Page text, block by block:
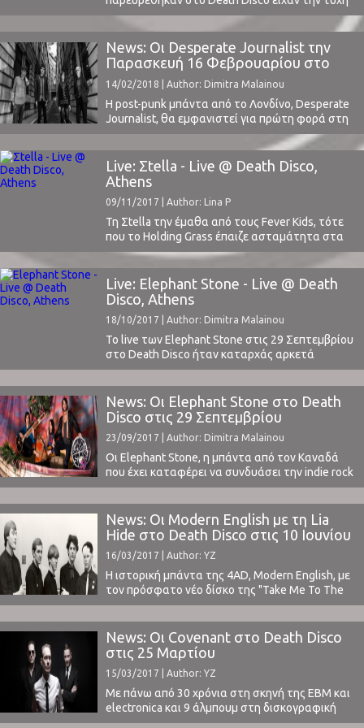
να απολαύσουν πολύ ωραίες μουσικές.
Ξεκινώντας λοιπόν αλλόκοτα, αναφέροντας το
γενικό συμπέρασμα στην αρχή, ας πάρουμε τα
πράγματα με τη σειρά. Blame CanadaΠρώτη
μπάντα on stage οι Blame Canada, πέντε μέλη με
έδρα την Αθήνα οι οποίοι με τίποτα ...
News: Οι Desperate Journalist την
Παρασκευή 16 Φεβρουαρίου στο
Death Disco
14/02/2018 | Author: Dimitra Malainou
Η post-punk μπάντα από το Λονδίνο, Desperate
Journalist, θα εμφανιστεί για πρώτη φορά στη
χώρα μας και στο Death Disco την Παρασκευή
16 Φεβρουαρίου.Κυκλοφόρησαν το πρώτο τους
άλμπουμ "Desperate Journalist" το 2014 και
επανήλθαν το 2017 με την τελευταία τους
καλές κριτικές.Το συγκρότημα που ...
Live: Σtella - Live @ Death Disco,
Athens
09/11/2017 | Author: Lina P
Τη Σtella την έμαθα από τους Fever Kids, τότε
που το Holding Grass έπαιζε ασταμάτητα στα
ελληνικά ραδιόφωνα. Το 2014, είχα κολλήσει
ανεπανόρθωτα με το συγκεκριμένο κομμάτι και
κυρίως με την χαρακτηριστική φωνή της
Στέλλας Χρονοπούλου.Όταν ένα χρόνο περίπου
μετά, άκουγα για πρώτη φορά το Picking Words
στο ραδιόφωνο, έκοβα ...
Live: Elephant Stone - Live @ Death
Disco, Athens
18/10/2017 | Author: Dimitra Malainou
Το live των Elephant Stone στις 29 Σεπτεμβρίου
στο Death Disco ήταν καταρχάς αρκετά
διαφορετικό του συνηθισμένου. Η
διαφορετικότητά του έγκειται στο γεγονός ότι
ο ήχος του συγκροτήματος βασίζεται στο
συνδυασμό ψυχεδελικής ροκ και παραδοσιακής
ινδικής μουσικής. Δυο διαφορετικοί “κόσμοι”
ενώθηκαν και εκφράστηκαν από τα μέλη της
μπάντας που ταξίδεψαν ...
News: Οι Elephant Stone στο Death
Disco στις 29 Σεπτεμβρίου
23/09/2017 | Author: Dimitra Malainou
Οι Elephant Stone, η μπάντα από τον Καναδά
που έχει καταφέρει να συνδυάσει την indie rock
με αρκετά στοιχεία της παραδοσιακής ινδικής
μουσικής, επισκέπτονται την Ελλάδα για 3
εμφανίσεις.Την ερχόμενη Τετάρτη 27.09
στο Rover Bar (Θεσσαλονίκη), την Πέμπτη 28.09
στο Joker Bar (Άρτα) και Παρασκευή 29.09
στο Death Disco (Αθήνα).Ο δημιουργός τους
Rishi Dhir έχει διακριθεί στο σιτάρ. ...
News: Οι Modern English με τη Lia
Hide στο Death Disco στις 10 Ιουνίου
16/03/2017 | Author: YZ
Η ιστορική μπάντα της 4AD, Modern English, με
τον πρόσφατο νέο δίσκο της "Take Me To The
Trees" (2016) και τα 30 χρόνια δισκογραφίας
της στις αποσκευές της, αμέσως μετά το North
American tour της, επισκέπτεται για πρώτη
φορά την χώρα μας, στις 10 Ιουνίου!Opening
act, η δική μας Lia ...
News: Οι Covenant στο Death Disco
στις 25 Μαρτίου
15/03/2017 | Author: YZ
Με πάνω από 30 χρόνια στη σκηνή της EBM και
electronica και 9 άλμπουμ στη δισκογραφική
τους φαρέτρα, οι Σουηδοί Covenant